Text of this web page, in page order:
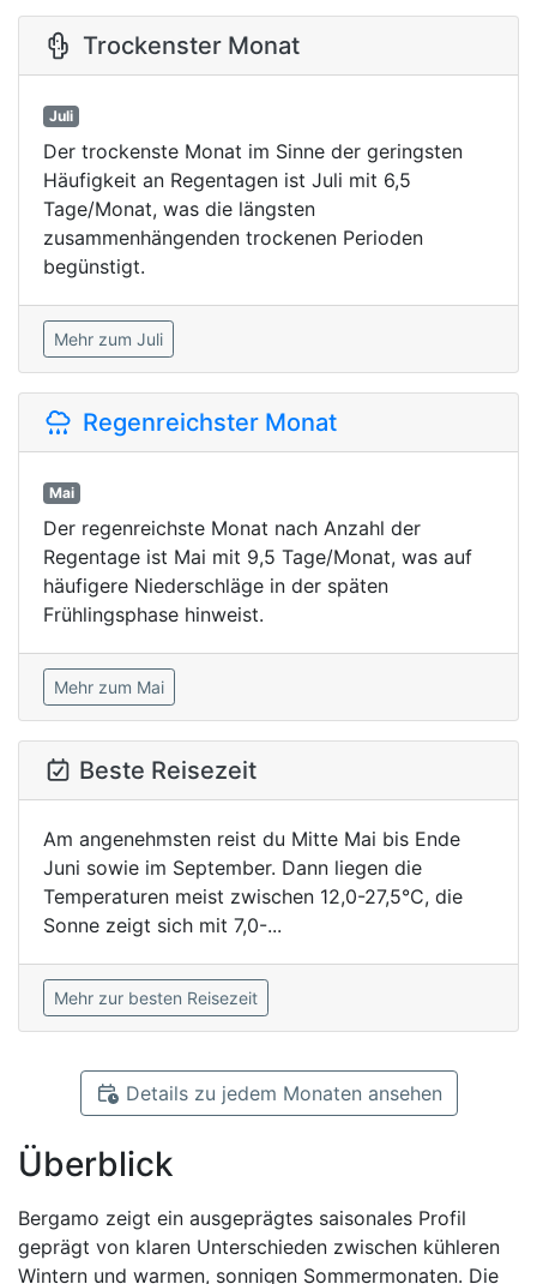
Trockenster Monat
Juli
Der trockenste Monat im Sinne der geringsten
Häufigkeit an Regentagen ist Juli mit 6,5
Tage/Monat, was die längsten
zusammenhängenden trockenen Perioden
begünstigt.
Mehr zum Juli
Regenreichster Monat
Mai
Der regenreichste Monat nach Anzahl der
Regentage ist Mai mit 9,5 Tage/Monat, was auf
häufigere Niederschläge in der späten
Frühlingsphase hinweist.
Mehr zum Mai
Beste Reisezeit
Am angenehmsten reist du Mitte Mai bis Ende
Juni sowie im September. Dann liegen die
Temperaturen meist zwischen 12,0-27,5°C, die
Sonne zeigt sich mit 7,0-...
Mehr zur besten Reisezeit
Details zu jedem Monaten ansehen
Überblick
Bergamo zeigt ein ausgeprägtes saisonales Profil
geprägt von klaren Unterschieden zwischen kühleren
Wintern und warmen, sonnigen Sommermonaten. Die